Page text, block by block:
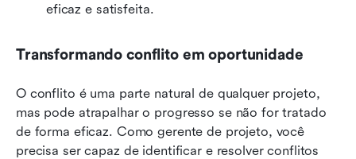
eficaz e satisfeita.
Transformando conflito em oportunidade
O conflito é uma parte natural de qualquer projeto,
mas pode atrapalhar o progresso se não for tratado
de forma eficaz. Como gerente de projeto, você
precisa ser capaz de identificar e resolver conflitos